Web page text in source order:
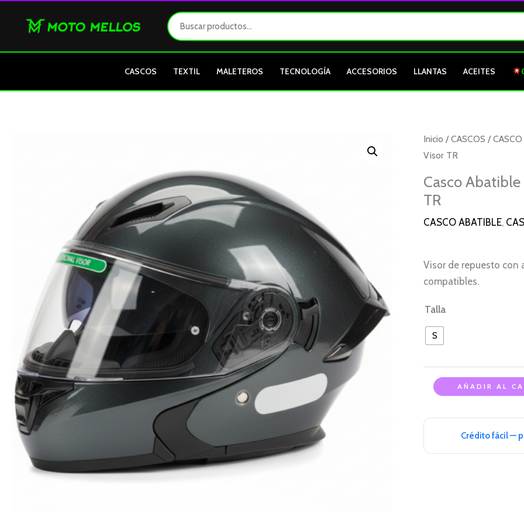
CASCOS TEXTIL MALETEROS TECNOLOGÍA ACCESORIOS LLANTAS ACEITES
Inicio /CASCOS /
Visor TR
Casco
TR
CASCO ABATIBLE,
Visor de repuesto con
compatibles.
Talla
S
Casco
Abatible
972
Gris
Oscuro
Visor
TR
cantidad
AÑADIR AL
Crédito fácil —